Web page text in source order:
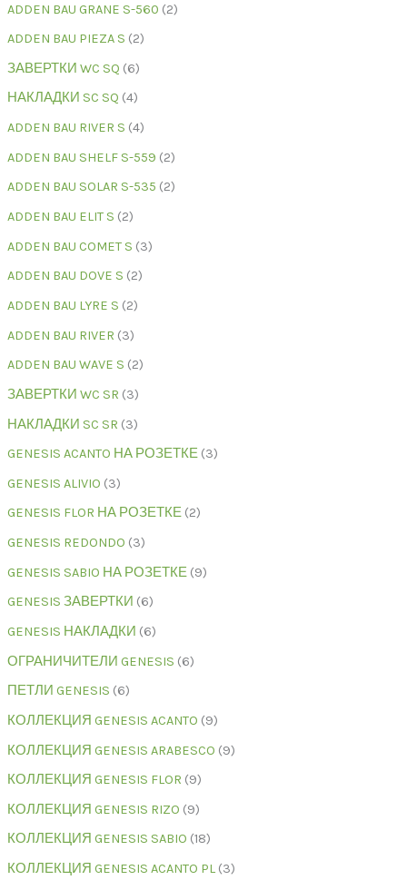
ADDEN BAU GRANE S-560 2
ADDEN BAU PIEZA S 2
ЗАВЕРТКИ WC SQ 6
НАКЛАДКИ SC SQ 4
ADDEN BAU RIVER S 4
ADDEN BAU SHELF S-559 2
ADDEN BAU SOLAR S-535 2
ADDEN BAU ELIT S 2
ADDEN BAU COMET S 3
ADDEN BAU DOVE S 2
ADDEN BAU LYRE S 2
ADDEN BAU RIVER 3
ADDEN BAU WAVE S 2
ЗАВЕРТКИ WC SR 3
НАКЛАДКИ SC SR 3
GENESIS ACANTO НА РОЗЕТКЕ 3
GENESIS ALIVIO 3
GENESIS FLOR НА РОЗЕТКЕ 2
GENESIS REDONDO 3
GENESIS SABIO НА РОЗЕТКЕ 9
GENESIS ЗАВЕРТКИ 6
GENESIS НАКЛАДКИ 6
ОГРАНИЧИТЕЛИ GENESIS 6
ПЕТЛИ GENESIS 6
КОЛЛЕКЦИЯ GENESIS ACANTO 9
КОЛЛЕКЦИЯ GENESIS ARABESCO 9
КОЛЛЕКЦИЯ GENESIS FLOR 9
КОЛЛЕКЦИЯ GENESIS RIZO 9
КОЛЛЕКЦИЯ GENESIS SABIO 18
КОЛЛЕКЦИЯ GENESIS ACANTO PL 3